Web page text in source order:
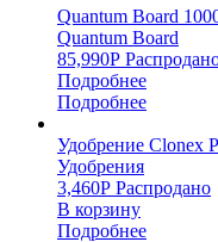
Quantum Board
Quantum Board
85,990Р
Подробнее
Подробнее
Удобрение Clonex
Удобрения
3,460Р Распродано
В корзину
Подробнее